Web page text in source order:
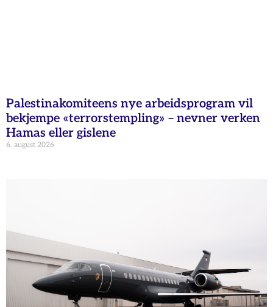
Palestinakomiteens nye arbeidsprogram vil
bekjempe «terrorstempling» – nevner verken
Hamas eller gislene
6. august 2026